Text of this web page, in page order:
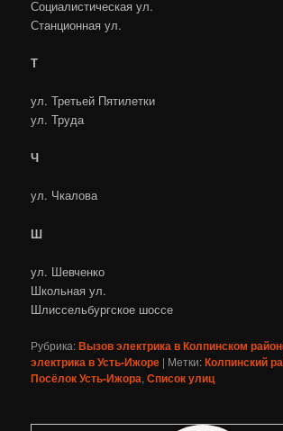
Социалистическая ул.
Станционная ул.
Т
ул. Третьей Пятилетки
ул. Труда
Ч
ул. Чкалова
Ш
ул. Шевченко
Школьная ул.
Шлиссельбургское шоссе
Рубрика:Вызов электрика в Колпинском
электрика в Усть-Ижоре | Метки:Колпинский
Посёлок Усть-Ижора,Список улиц